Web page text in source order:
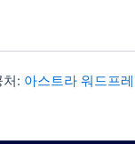
: 아스트라 워드프레